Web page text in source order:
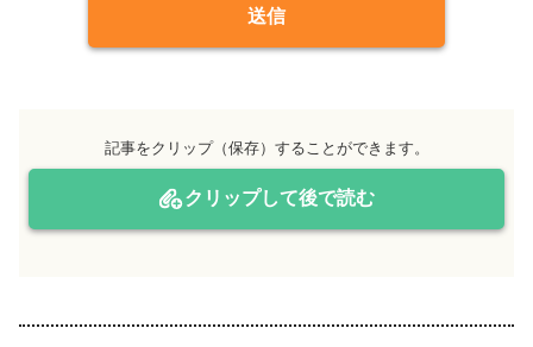
送信
記事をクリップ（保存）することができます。
クリップして後で読む